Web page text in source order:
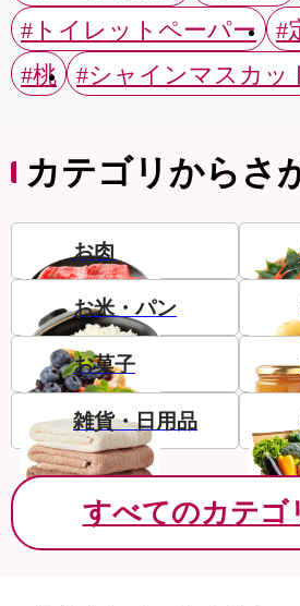
#トイレットペーパー
#
#桃
#シャインマスカッ
カテゴリからさ
お肉
お米・パン
お菓子
雑貨・日用品
すべてのカテゴ